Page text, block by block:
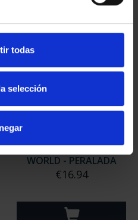
todas
selección
CASTLES OF THE
WORLD - PERALADA
€16.94